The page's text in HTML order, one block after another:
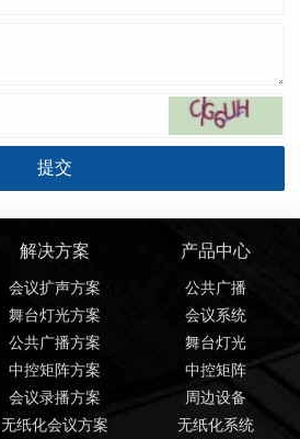
解决方案
会议扩声方案
舞台灯光方案
公共广播方案
中控矩阵方案
会议录播方案
无纸化会议方案
产品中心
公共广播
会议系统
舞台灯光
中控矩阵
周边设备
无纸化系统